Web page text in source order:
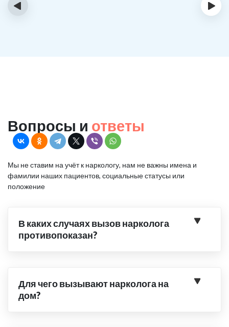
‹ ›
Вопросы и ответы
Мы не ставим на учёт к наркологу, нам не важны имена и
фамилии наших пациентов, социальные статусы или
положение
В каких случаях вызов нарколога
противопоказан?
Для чего вызывают нарколога на
дом?